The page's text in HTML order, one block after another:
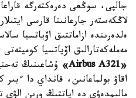
جالپى، سوڭعى دەرەكتەرگە
لاڭكەستەر جارعانىنا قارسى
ەلدەرىندە ازاماتتىق اۆياتسيا
مەملەكەتارالىق اۆياتسيا
«Airbus A321»
ۇشاعىنىڭ
اقاۋ بولماعانىن، قانداي دا ءبىر